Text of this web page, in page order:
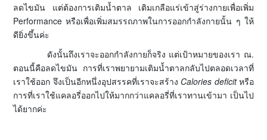
ลดไขมัน แต่ต้องการเติมน้ำตาล เติมเกลือแร่เข้าสู่ร่างกายเพื่อเพิ่ม
Performance หรือเพื่อเพิ่มสมรรถภาพในการออกกำลังกายนั้น ๆ ให้
ดียิ่งขึ้นค่ะ
ดังนั้นถึงเราจะออกกำลังกายก็จริง แต่เป้าหมายของเรา ณ.
ตอนนี้คือลดไขมัน การที่เราพยายามเติมน้ำตาลกลับไปตลอดเวลาที่
เราใช้ออก จึงเป็นอีกหนึ่งอุปสรรคที่เราจะสร้าง Calories deficitหรือ
การที่เราใช้แคลอรี่ออกไปให้มากกว่าแคลอรี่ที่เราทานเข้ามา เป็นไป
ได้ยากค่ะ